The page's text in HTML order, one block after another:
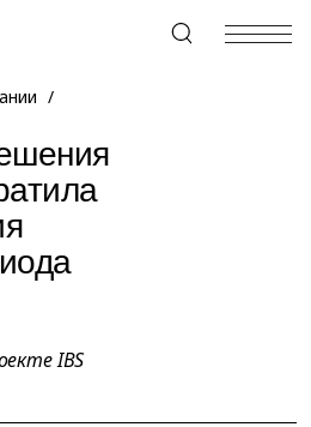
+7 (495) 967-80-80
/
IBS